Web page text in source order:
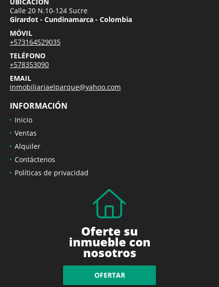
Calle 20 N.10-124 Sucre
Girardot - Cundinamarca - Colombia
MÓVIL
+573164529035
TELÉFONO
+578353090
EMAIL
inmobiliariaelparque@yahoo.com
INFORMACIÓN
Inicio
Ventas
Alquiler
Contáctenos
Políticas de privacidad
Oferte su
inmueble con
nosotros
OFERTAR